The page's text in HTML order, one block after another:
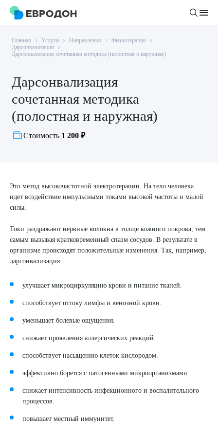
Личный кабинет
О компании
Новости
Руководство клиники
Вакансии
Политика конфиденциальности
Врачи
Услуги и цены
Направления
Хирургический стационар
Подготовка к диагностике
ДМС
Филиалы
8 (863) 309-05-06
Главная Услуги Направления
Физиотерапия
Дарсонвализация
Дарсонвализация сочетанная методика (полостная и наружная)
Дарсонвализация
сочетанная методика
(полостная и наружная)
Стоимость 1 200 ₽
Это метод высокочастотной электротерапии. На тело человека
идет воздействие импульсными токами высокой частоты и малой
силы.
Токи раздражают нервные волокна в толще кожного покрова, тем
самым вызывая кратковременный спазм сосудов. В результате в
организме происходят положительные изменения. Так, например,
дарсонвализация:
улучшает микроциркуляцию крови и питание тканей.
способствует оттоку лимфы и венозной крови.
уменьшает болевые ощущения.
снижает проявления аллергических реакций.
способствует насыщению клеток кислородом.
эффективно борется с патогенными микроорганизмами.
снижает интенсивность инфекционного и воспалительного
процессов.
повышает местный иммунитет.